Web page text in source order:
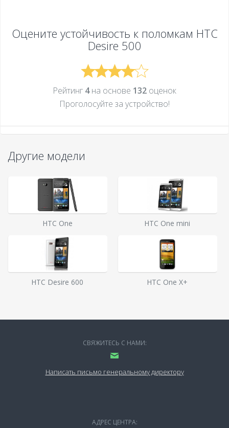
Оцените устойчивость к поломкам HTC
Desire 500
Рейтинг 4на основе 132 оценок
Проголосуйте за устройcтво!
Другие модели
HTC One HTC One mini
HTC Desire 600 HTC One X+
СВЯЖИТЕСЬ С НАМИ:
Написать письмо генеральному директору
АДРЕС ЦЕНТРА: